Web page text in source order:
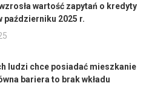
wartość zapytań o kredyty
październiku 2025 r.
ludzi chce posiadać mieszkanie
bariera to brak wkładu